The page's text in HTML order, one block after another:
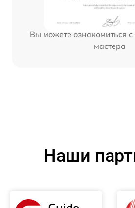
Вы можете ознакомиться
мастера
Наши